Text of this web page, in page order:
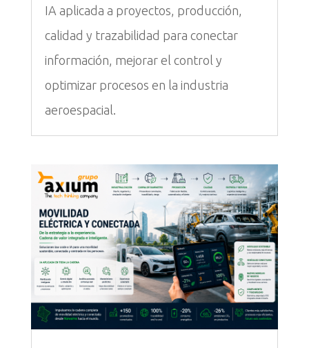
IA aplicada a proyectos, producción,
calidad y trazabilidad para conectar
información, mejorar el control y
optimizar procesos en la industria
aeroespacial.